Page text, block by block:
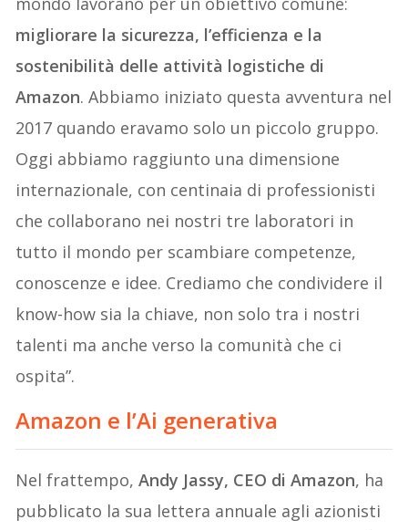
migliorare la sicurezza, l’efficienza e la
sostenibilità delle attività logistiche di
Amazon. Abbiamo iniziato questa avventura nel
2017 quando eravamo solo un piccolo gruppo.
Oggi abbiamo raggiunto una dimensione
internazionale, con centinaia di professionisti
che collaborano nei nostri tre laboratori in
tutto il mondo per scambiare competenze,
conoscenze e idee. Crediamo che condividere il
know-how sia la chiave, non solo tra i nostri
talenti ma anche verso la comunità che ci
ospita”.
Amazon e l’Ai generativa
Nel frattempo,Andy Jassy, CEO di Amazon, ha
pubblicato la sua lettera annuale agli azionisti